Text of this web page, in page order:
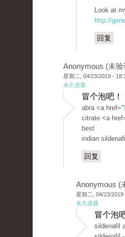
Look at
http://
回复
Anonymous (未验
星期二, 04/23/2019 -
永久连接
冒个泡吧
abra <a href="
citrate <a
best
indian
回复
Anonymous (
星期二, 04/23/2019
永久连接
冒个泡
sildenafil